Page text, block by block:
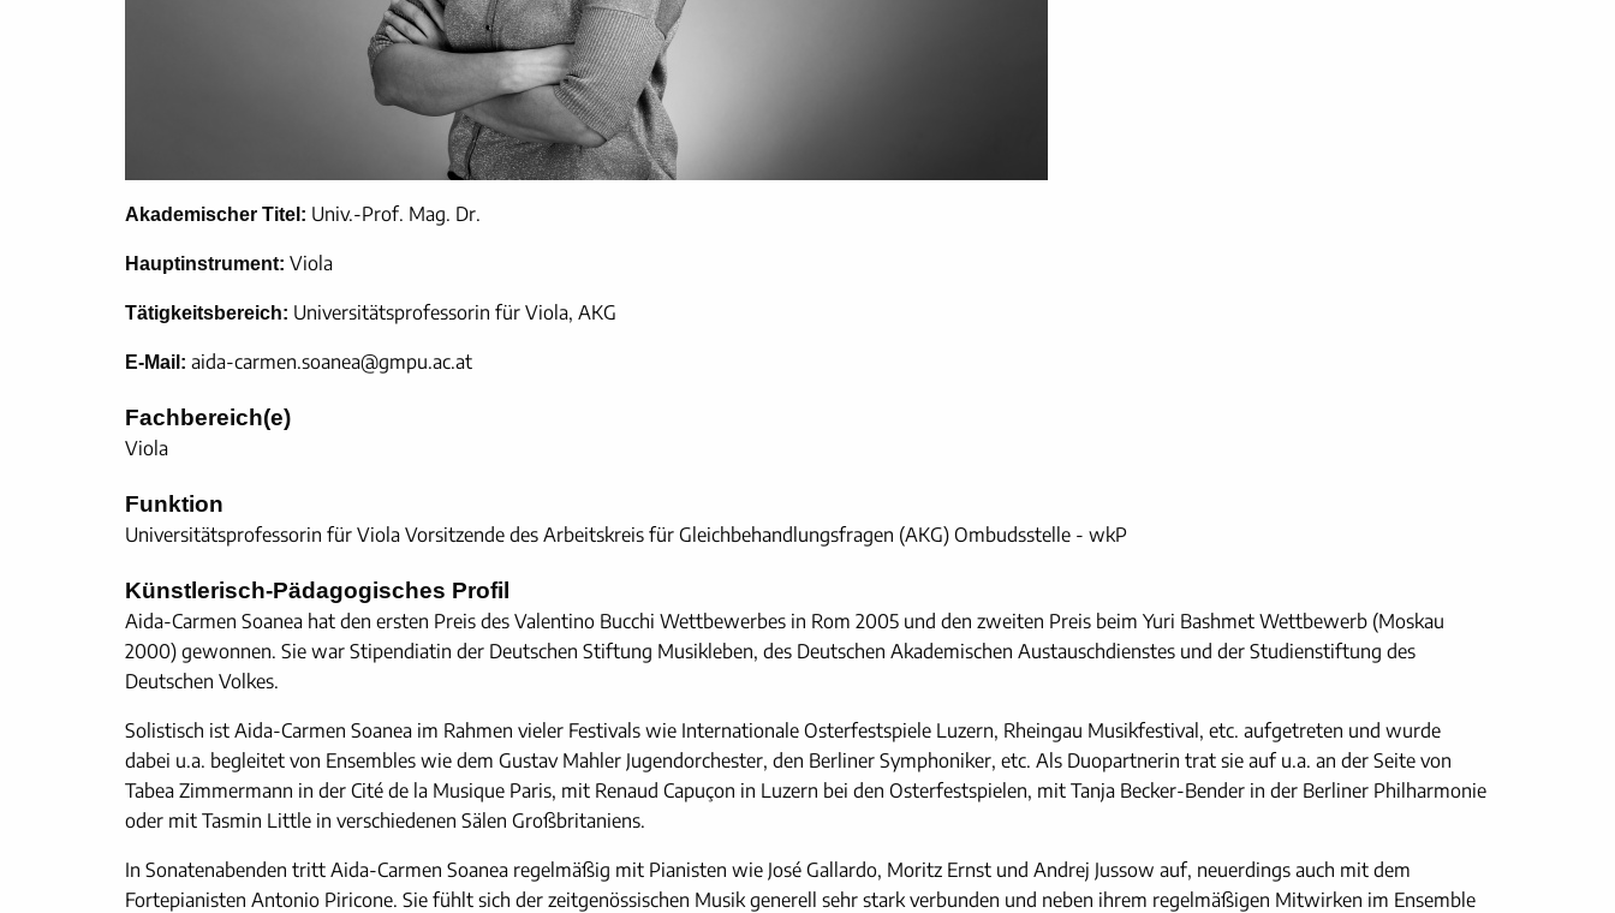
Akademischer Titel: Univ.-Prof. Mag. Dr.
Hauptinstrument: Viola
Tätigkeitsbereich: Universitätsprofessorin für Viola, AKG
E-Mail: aida-carmen.soanea@gmpu.ac.at
Fachbereich(e)
Viola
Funktion
Universitätsprofessorin für Viola Vorsitzende des Arbeitskreis für Gleichbehandlungsfragen (AKG) Ombudsstelle - wkP
Künstlerisch-Pädagogisches Profil
Aida-Carmen Soanea hat den ersten Preis des Valentino Bucchi Wettbewerbes in Rom 2005 und den zweiten Preis beim Yuri Bashmet Wettbewerb (Moskau
2000) gewonnen. Sie war Stipendiatin der Deutschen Stiftung Musikleben, des Deutschen Akademischen Austauschdienstes und der Studienstiftung des
Deutschen Volkes.
Solistisch ist Aida-Carmen Soanea im Rahmen vieler Festivals wie Internationale Osterfestspiele Luzern, Rheingau Musikfestival, etc. aufgetreten und wurde
dabei u.a. begleitet von Ensembles wie dem Gustav Mahler Jugendorchester, den Berliner Symphoniker, etc. Als Duopartnerin trat sie auf u.a. an der Seite von
Tabea Zimmermann in der Cité de la Musique Paris, mit Renaud Capuçon in Luzern bei den Osterfestspielen, mit Tanja Becker-Bender in der Berliner Philharmonie
oder mit Tasmin Little in verschiedenen Sälen Großbritaniens.
In Sonatenabenden tritt Aida-Carmen Soanea regelmäßig mit Pianisten wie José Gallardo, Moritz Ernst und Andrej Jussow auf, neuerdings auch mit dem
Fortepianisten Antonio Piricone. Sie fühlt sich der zeitgenössischen Musik generell sehr stark verbunden und neben ihrem regelmäßigen Mitwirken im Ensemble